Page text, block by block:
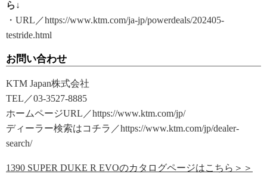
ら↓
・URL／https://www.ktm.com/ja-jp/powerdeals/202405-
testride.html
お問い合わせ
KTM Japan株式会社
TEL／03-3527-8885
ホームページURL／https://www.ktm.com/jp/
ディーラー検索はコチラ／https://www.ktm.com/jp/dealer-
search/
1390 SUPER DUKE R EVOのカタログページはこちら＞＞